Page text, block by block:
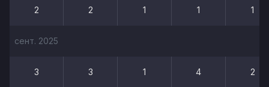
2 2 1 1 1
сент. 2025
3 3 1 4 2